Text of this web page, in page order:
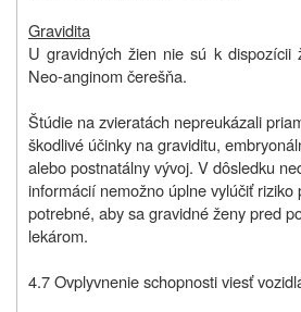
Gravidita
U gravidných žien nie sú k dispozícii
Neo-anginomčerešňa.
Štúdie na zvieratách nepreukázali
škodlivé účinky na graviditu,
alebo postnatálny vývoj. V dôsledku
informácií nemožno úplne vylúčiť riziko
potrebné, aby sa gravidné ženy pred
lekárom.
4.7 Ovplyvnenie schopnosti viesť